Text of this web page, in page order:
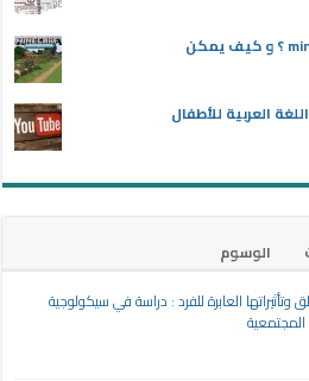
ماهي لعبة ماين كرافت minecraft ؟ و كيف يمكن
الوسوم
وتأثيراتها العابرة للفرد : دراسة في سيكولوجية